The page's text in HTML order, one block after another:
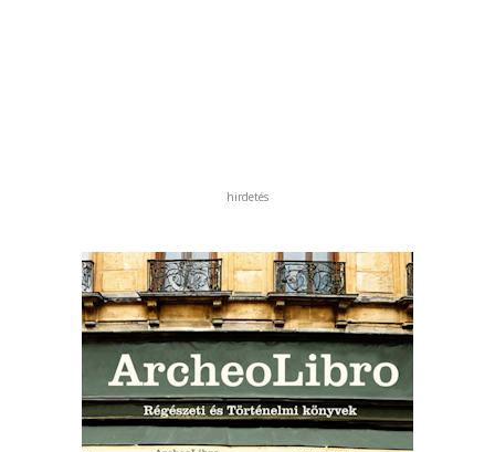
hirdetés